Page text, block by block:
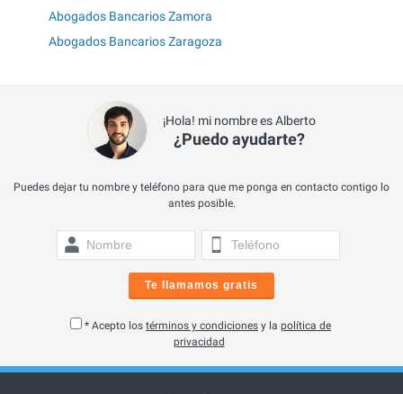
Abogados Bancarios Zamora
Abogados Bancarios Zaragoza
¡Hola! mi nombre es Alberto
¿Puedo ayudarte?
Puedes dejar tu nombre y teléfono para que me ponga en contacto contigo lo
antes posible.
Te llamamos gratis
* Acepto los términos y condiciones y la política de
privacidad